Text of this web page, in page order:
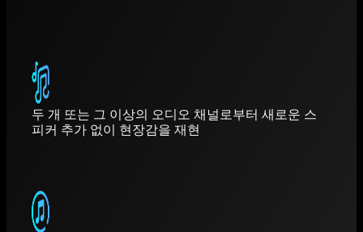
두 개 또는 그 이상의 오디오 채널로부터 새로운 스
피커 추가 없이 현장감을 재현